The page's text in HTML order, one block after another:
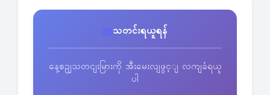
သတင်းရယူရန်
နေ့စဥျသတငျးမြားကို အီးမေးလျဖွင့ျ လကျခံရယူ
ပါ